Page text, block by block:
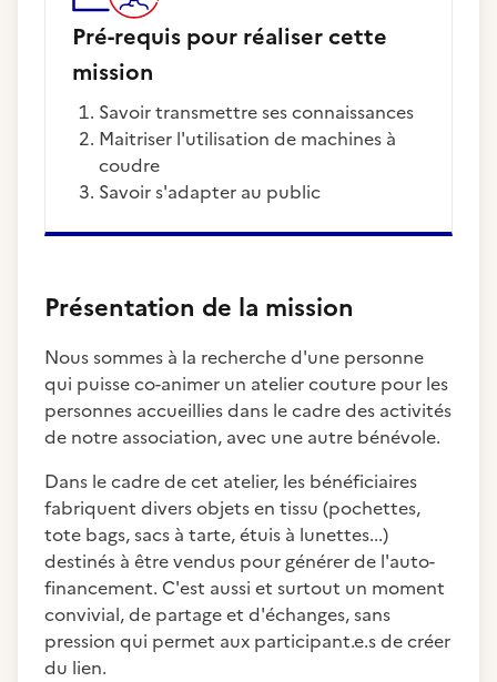
Pré-requis pour réaliser cette
mission
savoir transmettre ses connaissances
maitriser l'utilisation de machines à
coudre
savoir s'adapter au public
Présentation de la mission
Nous sommes à la recherche d'une personne
qui puisse co-animer un atelier couture pour les
personnes accueillies dans le cadre des activités
de notre association, avec une autre bénévole.
Dans le cadre de cet atelier, les bénéficiaires
fabriquent divers objets en tissu (pochettes,
tote bags, sacs à tarte, étuis à lunettes...)
destinés à être vendus pour générer de l'auto-
financement. C'est aussi et surtout un moment
convivial, de partage et d'échanges, sans
pression qui permet aux participant.e.s de créer
du lien.